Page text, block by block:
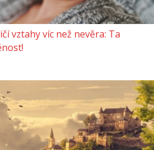
vztahy víc než nevěra: Ta